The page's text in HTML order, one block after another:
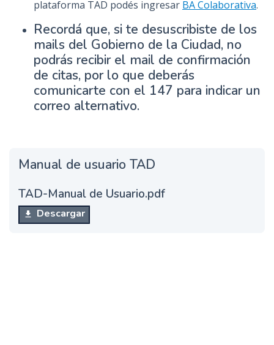
plataforma TAD podés ingresar BA Colaborativa.
Recordá que, si te desuscribiste de los
mails del Gobierno de la Ciudad, no
podrás recibir el mail de confirmación
de citas, por lo que deberás
comunicarte con el 147 para indicar un
correo alternativo.
Manual de usuario TAD
TAD-Manual de Usuario.pdf
Descargar